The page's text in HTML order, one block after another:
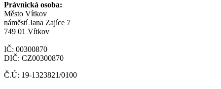
Právnická osoba:
Město Vítkov
náměstí Jana Zajíce 7
749 01 Vítkov
IČ: 00300870
DIČ: CZ00300870
Č.Ú: 19-1323821/0100